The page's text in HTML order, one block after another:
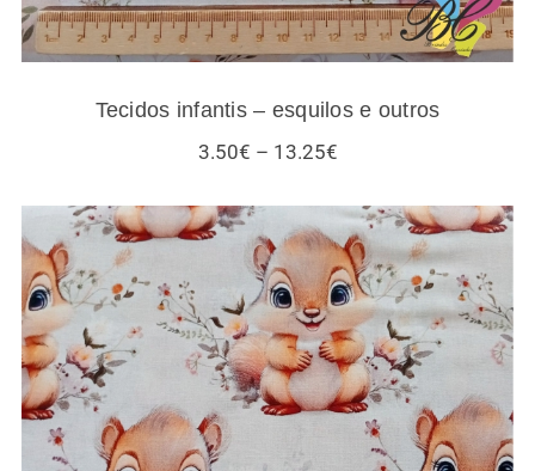
Tecidos infantis – esquilos e outros
3.50€ – 13.25€Price
through
13.25€
Tecidos esquilos